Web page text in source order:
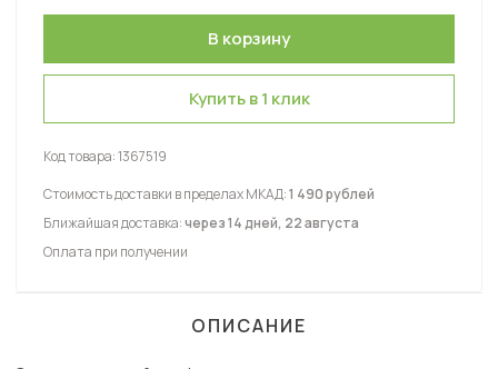
Купить в 1 клик
Код товара:1367519
Стоимость доставки в пределах МКАД:1 490 рублей
Ближайшая доставка:через 14 дней, 22 августа
Оплата при получении
ОПИСАНИЕ